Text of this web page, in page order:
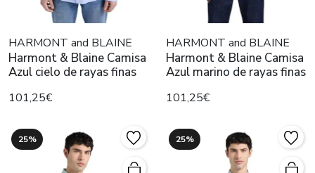
HARMONT and BLAINE
Harmont & Blaine Camisa
Azul cielo de rayas finas
101,25€
HARMONT and BLAINE
Harmont & Blaine Camisa
Azul marino de rayas finas
101,25€
25% 25%